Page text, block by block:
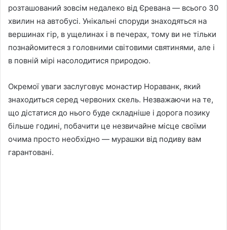
розташований зовсім недалеко від Єревана — всього 30
хвилин на автобусі. Унікальні споруди знаходяться на
вершинах гір, в ущелинах і в печерах, тому ви не тільки
познайомитеся з головними світовими святинями, але і
в повній мірі насолодитися природою.
Окремої уваги заслуговує монастир Нораванк, який
знаходиться серед червоних скель. Незважаючи на те,
що дістатися до нього буде складніше і дорога позику
більше годині, побачити це незвичайне місце своїми
очима просто необхідно — мурашки від подиву вам
гарантовані.